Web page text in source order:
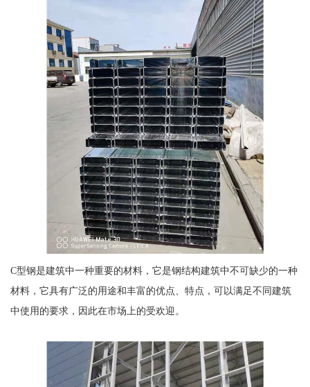
C型钢是建筑中一种重要的材料，它是钢结构建筑中不可缺少的一种
材料，它具有广泛的用途和丰富的优点、特点，可以满足不同建筑
中使用的要求，因此在市场上的受欢迎。